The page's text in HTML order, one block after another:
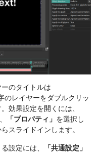
のタイトルは
のレイヤーをダブルクリッ
効果設定を開くには、
「プロパティ」 を選択し
スライドインします。
設定には、
「共通設定」